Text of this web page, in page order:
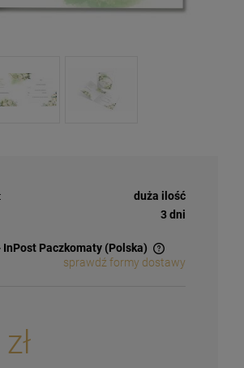
duża ilość
3 dni
InPost Paczkomaty (Polska)
sprawdź formy dostawy